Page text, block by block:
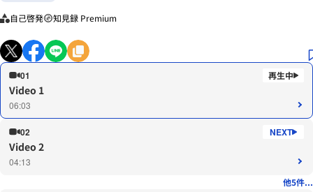
自己啓発 知見録 Premium
01
Video 1
06:03
02
Video 2
04:13
他5件...